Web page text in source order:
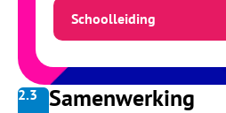
Schoolleiding
2.3 Samenwerking